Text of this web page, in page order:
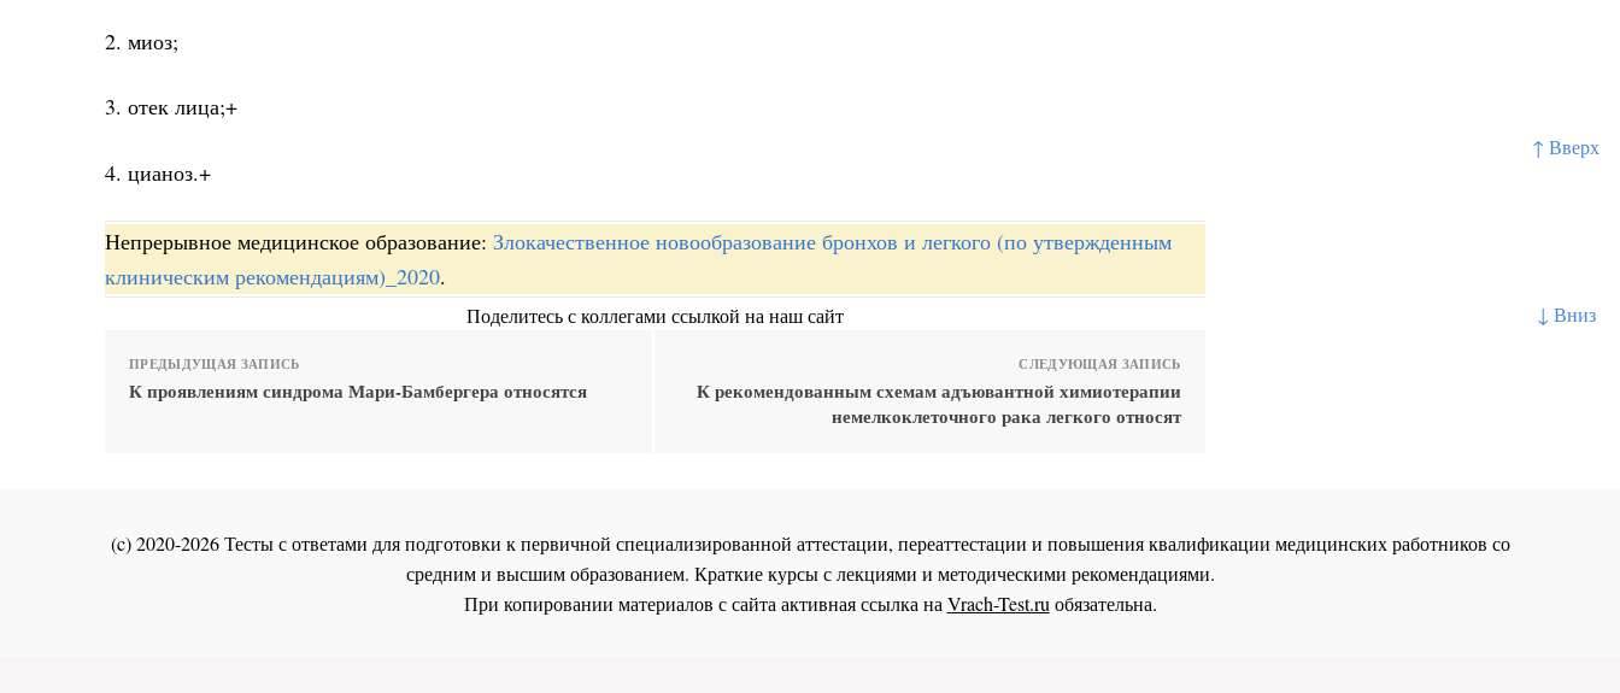
↑ Вверх
↓ Вниз
2. миоз;
3. отек лица;+
4. цианоз.+
Непрерывное медицинское образование: Злокачественное новообразование бронхов и легкого (по утвержденным
клиническим рекомендациям)_2020.
Поделитесь с коллегами ссылкой на наш сайт
ПРЕДЫДУЩАЯ ЗАПИСЬ
К проявлениям синдрома Мари-Бамбергера относятся
СЛЕДУЮЩАЯ ЗАПИСЬ
К рекомендованным схемам адъювантной химиотерапии
немелкоклеточного рака легкого относят
(c) 2020-2026 Тесты с ответами для подготовки к первичной специализированной аттестации, переаттестации и повышения квалификации медицинских работников со
средним и высшим образованием. Краткие курсы с лекциями и методическими рекомендациями.
При копировании материалов с сайта активная ссылка наVrach-Test.ruобязательна.